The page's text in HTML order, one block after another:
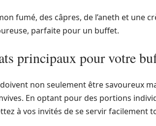
fumé, des câpres, de l’aneth et une
parfaite pour un buffet.
principaux pour votre
non seulement être savoureux
En optant pour des portions
à vos invités de se servir facilement